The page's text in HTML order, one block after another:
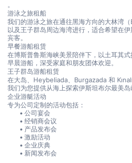
。
游泳之旅租船
我们的游泳之旅在通往黑海方向的大林湾
以及王子群岛周边海湾进行，适合希望在
宾客。
早餐游船租赁
在博斯普鲁斯海峡美景陪伴下，以土耳其
早晨游船，深受家庭和朋友团体欢迎。
王子群岛游船租赁
在大岛、Heybeliada、Burgazada 和
我们为您提供从海上探索伊斯坦布尔最美岛
企业游艇活动
专为公司定制的活动包括：
公司宴会
经销商会议
产品发布会
激励活动
企业庆典
新闻发布会